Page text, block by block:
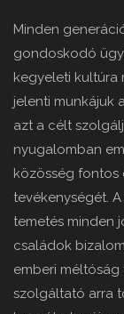
Minden
gondoskodó
kegyeleti kultúra
jelenti munkájuk
azt a célt
nyugalomban
közösség fontos
tevékenységét.
temetés minden
családok
emberi
szolgáltató arra